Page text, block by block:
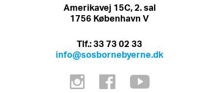
Amerikavej 15C, 2. sal
1756 København V
Tlf.: 33 73 02 33
info@sosbornebyerne.dk